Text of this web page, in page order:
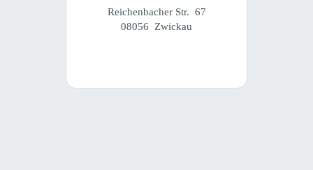
Reichenbacher Str. 67
08056 Zwickau